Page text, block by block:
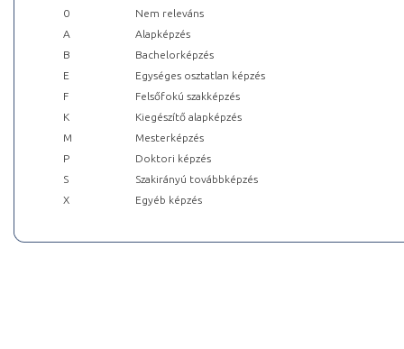
0
Nem releváns
A
Alapképzés
B
Bachelorképzés
E
Egységes osztatlan képzés
F
Felsőfokú szakképzés
K
Kiegészítő alapképzés
M
Mesterképzés
P
Doktori képzés
S
Szakirányú továbbképzés
X
Egyéb képzés